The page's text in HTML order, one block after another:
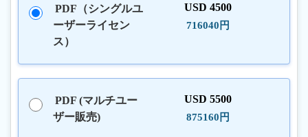
PDF（シングルユ
ーザーライセン
ス）
USD 4500
716040円
PDF (マルチユー
ザー販売)
USD 5500
875160円